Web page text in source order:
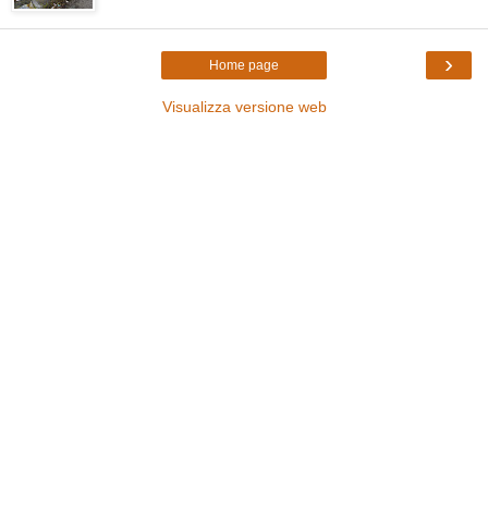
›
Home page
Visualizza versione web